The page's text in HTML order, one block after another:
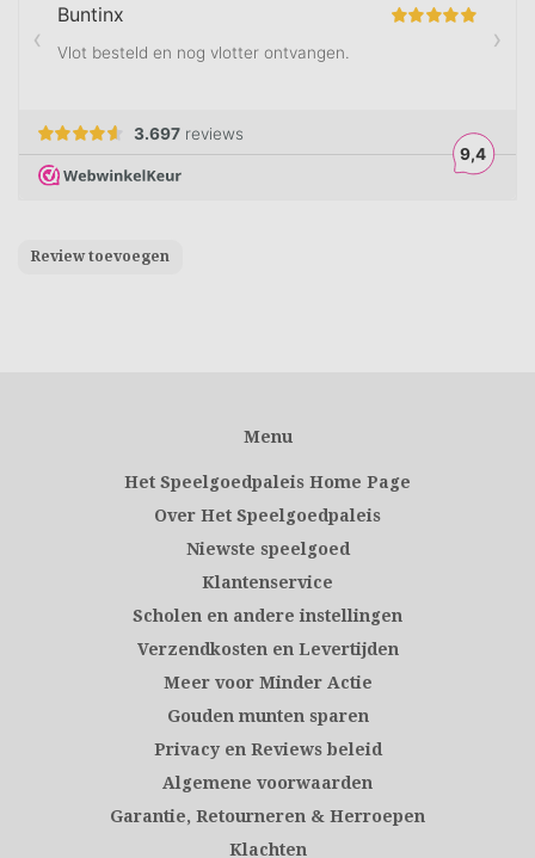
Review toevoegen
Menu
Het Speelgoedpaleis Home Page
Over Het Speelgoedpaleis
Niewste speelgoed
Klantenservice
Scholen en andere instellingen
Verzendkosten en Levertijden
Meer voor Minder Actie
Gouden munten sparen
Privacy en Reviews beleid
Algemene voorwaarden
Garantie, Retourneren & Herroepen
Klachten